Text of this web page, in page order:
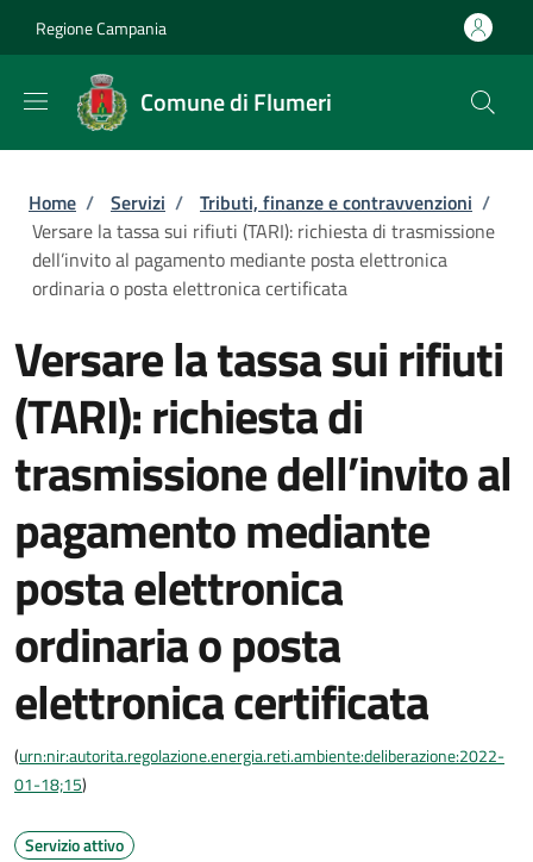
Regione Campania
Comune di Flumeri
Briciole di pane
Home / Servizi / Tributi, finanze e contravvenzioni /
Versare la tassa sui rifiuti (TARI): richiesta di trasmissione
dell’invito al pagamento mediante posta elettronica
ordinaria o posta elettronica certificata
Versare la tassa sui rifiuti
(TARI): richiesta di
trasmissione dell’invito al
pagamento mediante
posta elettronica
ordinaria o posta
elettronica certificata
(urn:nir:autorita.regolazione.energia.reti.ambiente:deliberazione:2022-
01-18;15)
Servizio attivo